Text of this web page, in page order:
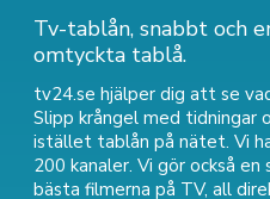
Tv-tablån, snabbt och
omtyckta tablå.
tv24.se hjälper dig att se
Slipp krångel med tidningar
istället tablån på nätet. Vi
200 kanaler. Vi gör också
bästa filmerna på TV, all